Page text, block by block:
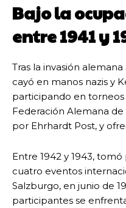
Bajo la
entre 1941 y
Tras la invasión
cayó en manos nazis y
participando en
Federación Alemana
por Ehrhardt Post, y
Entre 1942 y 1943,
cuatro eventos
Salzburgo, en junio de
participantes se